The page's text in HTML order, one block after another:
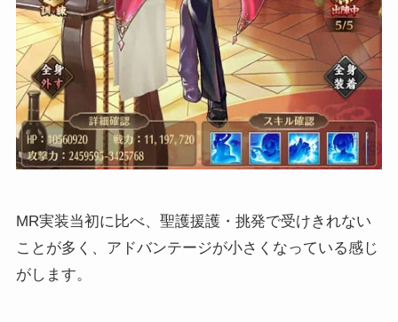
MR実装当初に比べ、聖護援護・挑発で受けきれない
ことが多く、アドバンテージが小さくなっている感じ
がします。